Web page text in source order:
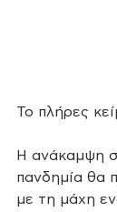
Το πλήρες
H ανάκαμψη
πανδημία θα
με τη μάχη